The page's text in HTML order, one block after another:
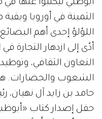
أبوظبي ليكتبوا عنها
الثمينة في أوروبا
اللؤلؤ إحدى أهم
أدّى إلى ازدهار التجارة
التعاون الثقافي،
الشعوب والحضارات.
حامد بن زايد آل نهيان،
حفل إصدار كتاب